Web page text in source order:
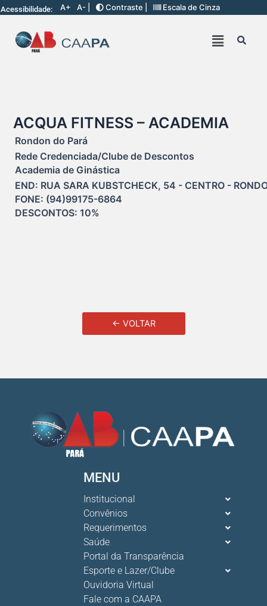
Acessibilidade: A+ A- | Contraste | Escala de Cinza
ACQUA FITNESS – ACADEMIA
Rondon do Pará
Rede Credenciada/Clube de Descontos
Academia de Ginástica
END: RUA SARA KUBSTCHECK, 54 - CENTRO -
FONE: (94)99175-6864
DESCONTOS: 10%
← VOLTAR
MENU
Institucional
Convênios
Requerimentos
Saúde
Portal da Transparência
Esporte e Lazer/Clube
Ouvidoria Virtual
Fale com a CAAPA